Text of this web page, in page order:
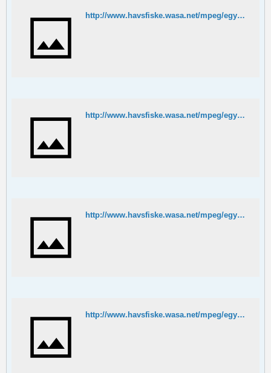
http://www.havsfiske.wasa.net/mpeg/egypten/egyptensurkraft.MPG
http://www.havsfiske.wasa.net/mpeg/egypten/puff2.MPG
http://www.havsfiske.wasa.net/mpeg/egypten/puff3.MPG
http://www.havsfiske.wasa.net/mpeg/egypten/puff7.MPG